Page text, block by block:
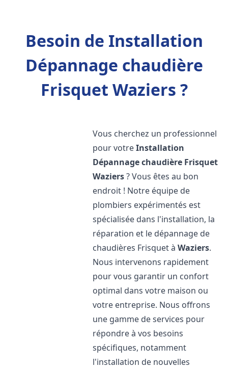
Besoin de Installation
Dépannage chaudière
Frisquet Waziers ?
Vous cherchez un professionnel
pour votreInstallation
Dépannage chaudière Frisquet
Waziers? Vous êtes au bon
endroit ! Notre équipe de
plombiers expérimentés est
spécialisée dans l'installation, la
réparation et le dépannage de
chaudières Frisquet àWaziers.
Nous intervenons rapidement
pour vous garantir un confort
optimal dans votre maison ou
votre entreprise. Nous offrons
une gamme de services pour
répondre à vos besoins
spécifiques, notamment
l'installation de nouvelles